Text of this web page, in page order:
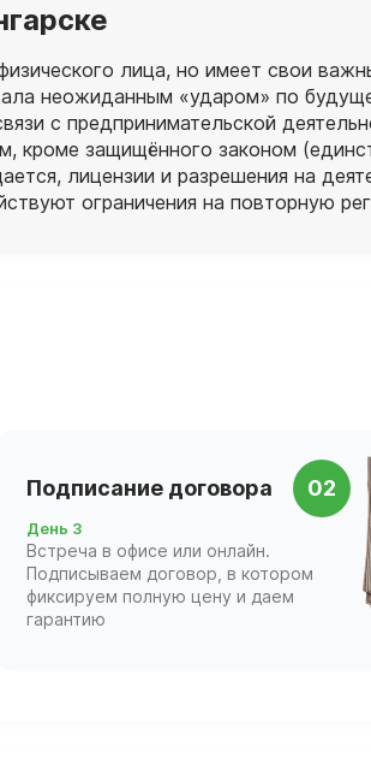
лица, но имеет свои
неожиданным «ударом» по
с предпринимательской
кроме защищённого законом
лицензии и разрешения на
ограничения на повторную
Подписание договора 02
День 3
Встреча в офисе или онлайн.
Подписываем договор, в котором
фиксируем полную цену и даем
гарантию